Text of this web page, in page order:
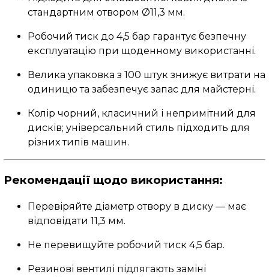
стандартним отвором Ø11,3 мм.
Робочий тиск до 4,5 бар гарантує безпечну
експлуатацію при щоденному використанні.
Велика упаковка з 100 штук знижує витрати на
одиницю та забезпечує запас для майстерні.
Колір чорний, класичний і непримітний для
дисків; універсальний стиль підходить для
різних типів машин.
Рекомендації щодо використання:
Перевіряйте діаметр отвору в диску — має
відповідати 11,3 мм.
Не перевищуйте робочий тиск 4,5 бар.
Резинові вентилі підлягають заміні